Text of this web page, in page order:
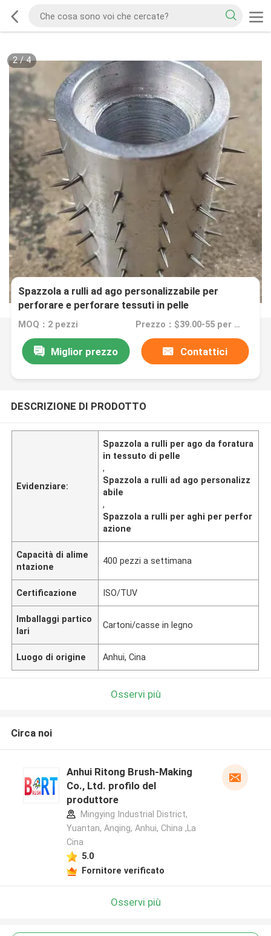
2/4
Spazzola a rulli ad ago personalizzabile per
perforare e perforare tessuti in pelle
MOQ：2 pezzi Prezzo：$39.00-55 per pieces
Miglior prezzo Contattici
DESCRIZIONE DI PRODOTTO
Evidenziare:
Spazzola a rulli per ago da foratura
in tessuto di pelle
,
Spazzola a rulli ad ago personalizz
abile
,
Spazzola a rulli per aghi per perfor
azione
Capacità di alime
ntazione
400 pezzi a settimana
Certificazione ISO/TUV
Imballaggi partico
lari
Cartoni/casse in legno
Luogo di origine Anhui, Cina
Osservi più
Circa noi
Anhui Ritong Brush-Making
Co., Ltd. profilo del
produttore
Mingying Industrial District,
Yuantan, Anqing, Anhui, China ,La
Cina
5.0
Fornitore verificato
Osservi più